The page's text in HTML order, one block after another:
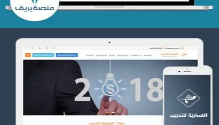
تصميم العمارية للتدريب
التفاصيل